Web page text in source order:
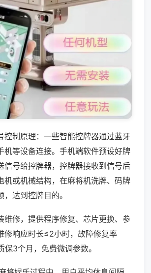
控制原理：一些智能控牌器通过蓝牙
机等设备连接。手机端软件预设好牌
信号给控牌器，控牌器接收到信号后
机或机械结构，在麻将机洗牌、码牌
达到控牌目的。
维修，提供程序修复、芯片更换、参
修响应时长≤2小时，故障修复率
保3个月，免费微调参数。